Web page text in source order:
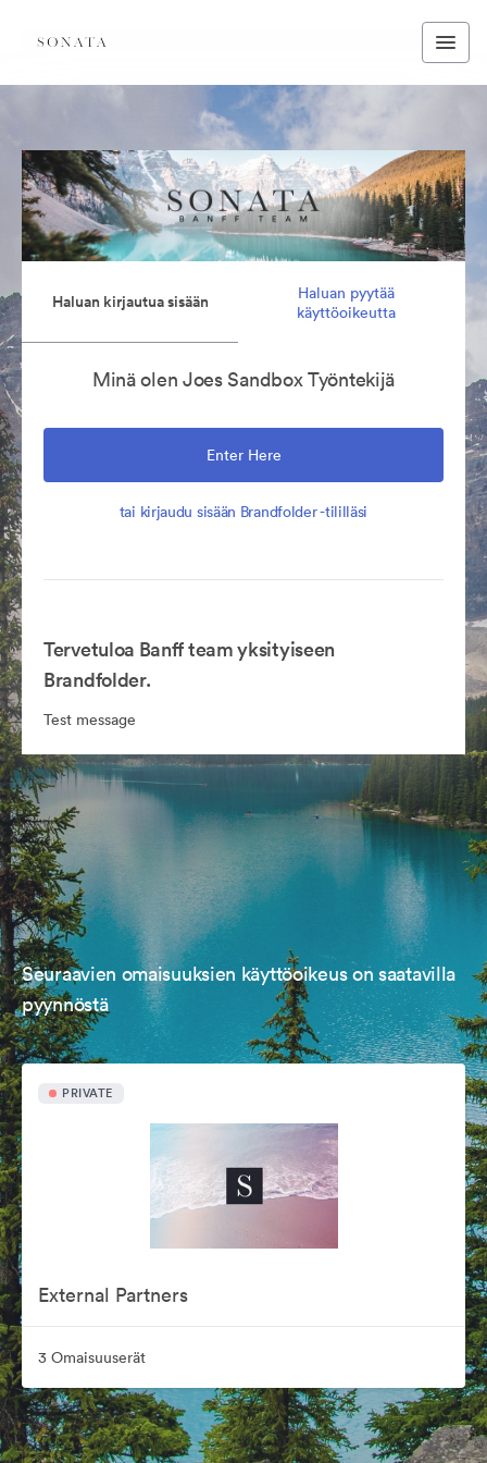
Haluan kirjautua sisään
Haluan pyytää
käyttöoikeutta
Minä olen Joes Sandbox Työntekijä
Enter Here
tai kirjaudu sisään Brandfolder -tililläsi
Tervetuloa Banff team yksityiseen
Brandfolder.
Test message
Seuraavien omaisuuksien käyttöoikeus on saatavilla
pyynnöstä
PRIVATE
External Partners
3 Omaisuuserät